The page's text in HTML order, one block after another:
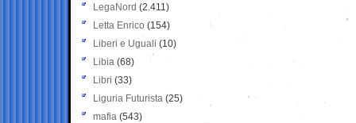
LegaNord (2.411)
Letta Enrico (154)
Liberi e Uguali (10)
Libia (68)
Libri (33)
Liguria Futurista (25)
mafia (543)